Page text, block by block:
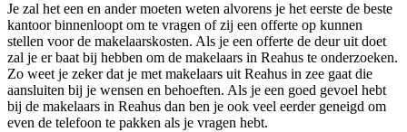
Je zal het een en ander moeten weten alvorens je het eerste de beste
kantoor binnenloopt om te vragen of zij een offerte op kunnen
stellen voor de makelaarskosten. Als je een offerte de deur uit doet
zal je er baat bij hebben om de makelaars in Reahus te onderzoeken.
Zo weet je zeker dat je met makelaars uit Reahus in zee gaat die
aansluiten bij je wensen en behoeften. Als je een goed gevoel hebt
bij de makelaars in Reahus dan ben je ook veel eerder geneigd om
even de telefoon te pakken als je vragen hebt.